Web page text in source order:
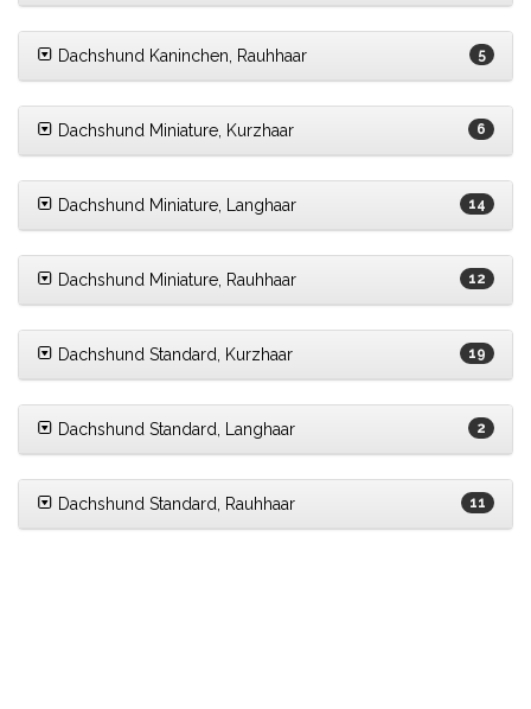
Dachshund Kaninchen, Rauhhaar 5
Dachshund Miniature, Kurzhaar 6
Dachshund Miniature, Langhaar 14
Dachshund Miniature, Rauhhaar 12
Dachshund Standard, Kurzhaar 19
Dachshund Standard, Langhaar 2
Dachshund Standard, Rauhhaar 11